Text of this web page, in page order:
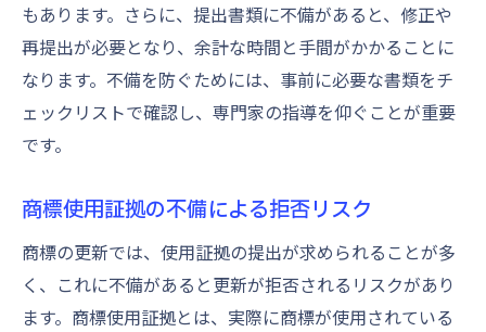
もあります。さらに、提出書類に不備があると、修正や
再提出が必要となり、余計な時間と手間がかかることに
なります。不備を防ぐためには、事前に必要な書類をチ
ェックリストで確認し、専門家の指導を仰ぐことが重要
です。
商標使用証拠の不備による拒否リスク
商標の更新では、使用証拠の提出が求められることが多
く、これに不備があると更新が拒否されるリスクがあり
ます。商標使用証拠とは、実際に商標が使用されている